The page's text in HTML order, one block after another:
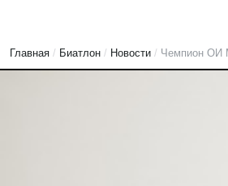
Главная / Биатлон / Новости / Чемпион ОИ